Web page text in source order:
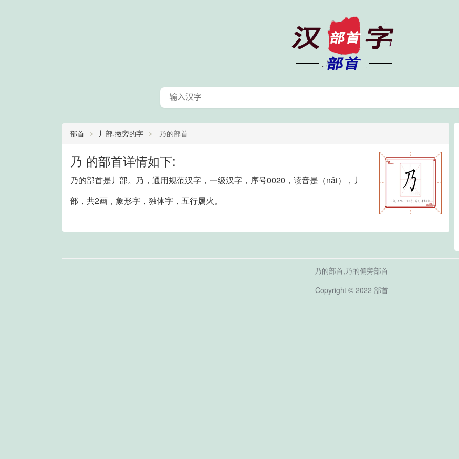
部首 丿部,撇旁的字 乃的部首
乃 的部首详情如下:
乃的部首是丿部。乃，通用规范汉字，一级汉字，序号0020，读音是（nǎi），丿
部，共2画，象形字，独体字，五行属火。
乃的部首,乃的偏旁部首
Copyright © 2022 部首